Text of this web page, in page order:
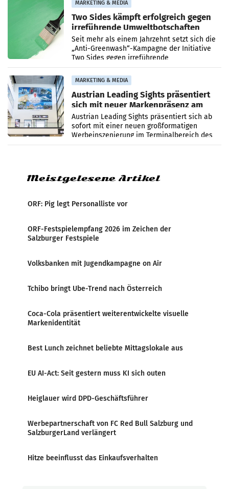
MARKETING & MEDIA
Two Sides kämpft erfolgreich gegen
irreführende Umweltbotschaften
beim Papiereinsatz
Seit mehr als einem Jahrzehnt setzt sich die
„Anti-Greenwash“-Kampagne der Initiative
Two Sides gegen irreführende
Umweltaussagen bei Papierkommunikation
und papierbasierten Verpackungen
MARKETING & MEDIA
Austrian Leading Sights präsentiert
sich mit neuer Markenpräsenz am
Flughafen Wien
Austrian Leading Sights präsentiert sich ab
sofort mit einer neuen großformatigen
Werbeinszenierung im Terminalbereich des
Flughafen Wien. Die Präsenz befindet sich im
Meistgelesene Artikel
ORF: Pig legt Personalliste vor
ORF-Festspielempfang 2026 im Zeichen der
Salzburger Festspiele
Volksbanken mit Jugendkampagne on Air
Tchibo bringt Ube-Trend nach Österreich
Coca-Cola präsentiert weiterentwickelte visuelle
Markenidentität
Best Lunch zeichnet beliebte Mittagslokale aus
EU AI-Act: Seit gestern muss KI sich outen
Heiglauer wird DPD-Geschäftsführer
Werbepartnerschaft von FC Red Bull Salzburg und
SalzburgerLand verlängert
Hitze beeinflusst das Einkaufsverhalten